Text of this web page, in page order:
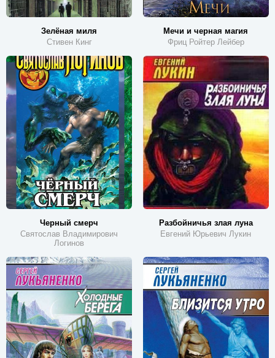
Зелёная миля
Стивен Кинг
Мечи и черная магия
Фриц Ройтер Лейбер
Черный смерч
Святослав Владимирович
Логинов
Разбойничья злая луна
Евгений Юрьевич Лукин